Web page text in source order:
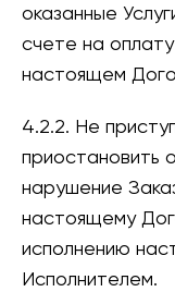
оказанные
счете на
настоящем
4.2.2. Не
приостановить
нарушение
настоящему
исполнению
Исполнителем.